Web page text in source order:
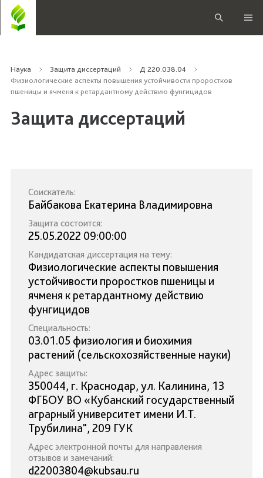
Наука Защита диссертаций
Д 220.038.04
Физиологические аспекты повышения устойчивости проростков
пшеницы и ячменя к ретардантному действию фунгицидов
Защита диссертаций
Соискатель:
Байбакова Екатерина Владимировна
Защита состоится:
25.05.2022 09:00:00
Кандидатская диссертация на тему:
Физиологические аспекты повышения
устойчивости проростков пшеницы и
ячменя к ретардантному действию
фунгицидов
Специальность:
03.01.05 физиология и биохимия
растений (сельскохозяйственные науки)
Адрес защиты:
350044, г. Краснодар, ул. Калинина, 13
ФГБОУ ВО «Кубанский государственный
аграрный университет имени И.Т.
Трубилина", 209 ГУК
Адрес электронной почты для направления
отзывов и замечаний:
d22003804@kubsau.ru